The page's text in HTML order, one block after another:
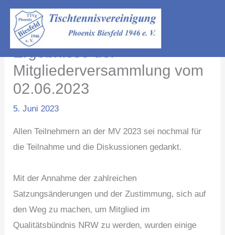
Zum
Inhalt
springen
Ergebnisse der
Mitgliederversammlung vom
02.06.2023
5. Juni 2023
Allen Teilnehmern an der MV 2023 sei nochmal für
die Teilnahme und die Diskussionen gedankt.
Mit der Annahme der zahlreichen
Satzungsänderungen und der Zustimmung, sich auf
den Weg zu machen, um Mitglied im
Qualitätsbündnis NRW zu werden, wurden einige
A
r
h
i
v